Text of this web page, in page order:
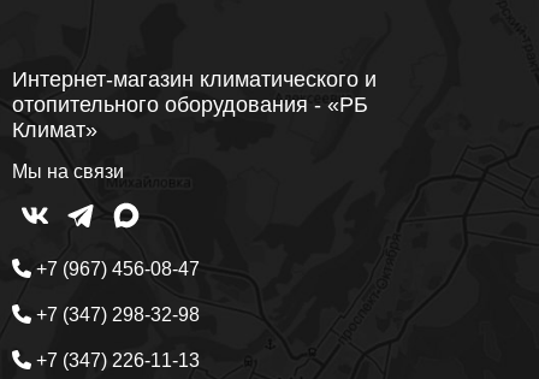
Интернет-магазин климатического и
отопительного оборудования - «РБ
Климат»
Мы на связи
+7 (967) 456-08-47
+7 (347) 298-32-98
+7 (347) 226-11-13